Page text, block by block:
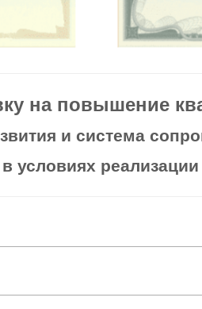
на повышение
и система
в условиях